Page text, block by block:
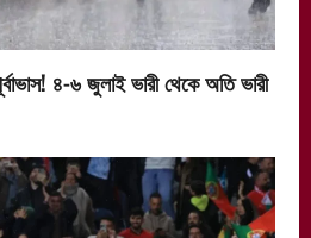
পূর্বাভাস! ৪-৬ জুলাই ভারী থেকে অতি ভারী